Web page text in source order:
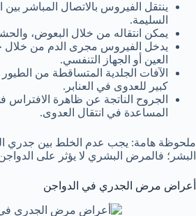
ينتقل الفيروس بالاتصال المباشر بين
السليمة.
يمكن انتقاله من خلال البعوض،
يدخل الفيروس مجرى الدم من خلال
العين أو الجهاز التنفسي.
الآفات الجلدية المتساقطة من
كبير للعدوى في العنابر.
الجروح الناتجة عن ظاهرة الافتراس
المساعدة في انتقال العدوى.
ملحوظة هامة: يجب عدم الخلط بين جدري
البشر؛ فالمرض البشري لا يؤثر على
أعراض مرض الجدري في الدواجن